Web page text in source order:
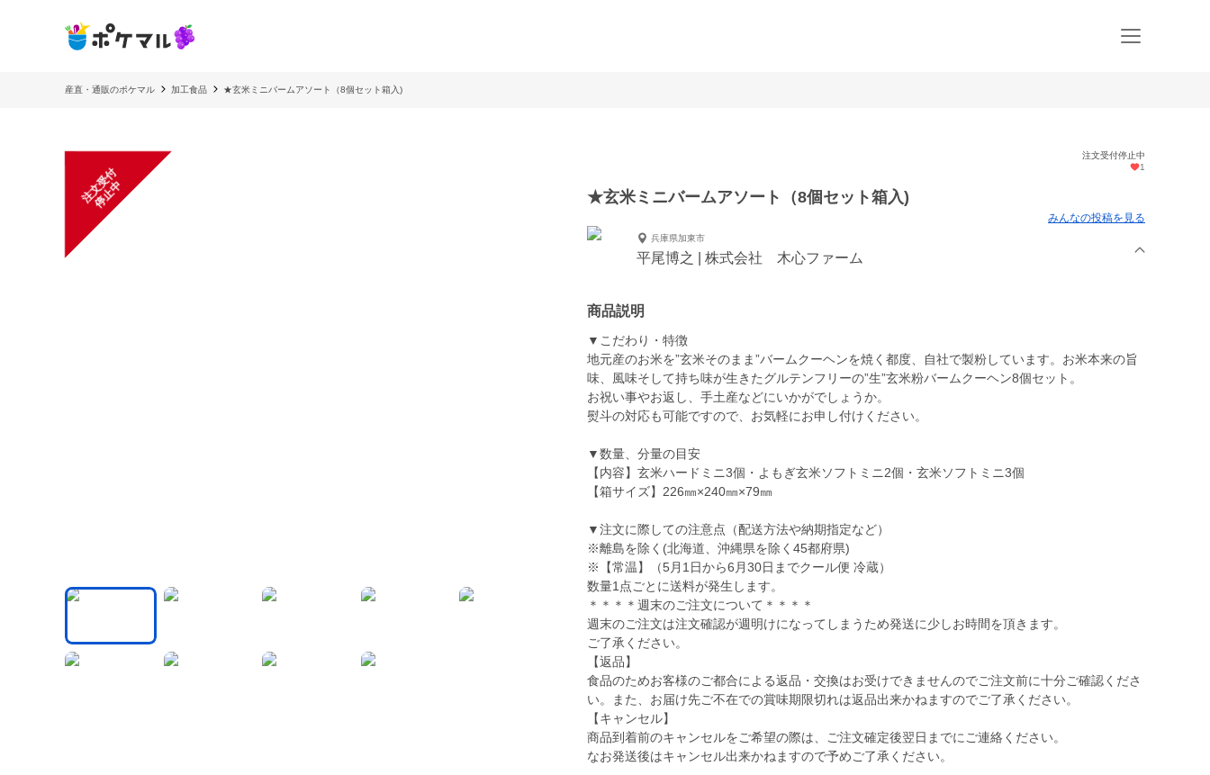
産直・通販のポケマル 加工食品 ★玄米ミニバームアソート（8個セット箱入)
注
文
受
付
停
止
中
注文受付停止中
1
★玄米ミニバームアソート（8個セット箱入)
みんなの投稿を見る
兵庫県加東市
平尾博之 | 株式会社 木心ファーム
商品説明
▼こだわり・特徴
地元産のお米を”玄米そのまま”バームクーヘンを焼く都度、自社で製粉しています。お米本来の旨
味、風味そして持ち味が生きたグルテンフリーの”生”玄米粉バームクーヘン8個セット。
お祝い事やお返し、手土産などにいかがでしょうか。
熨斗の対応も可能ですので、お気軽にお申し付けください。
▼数量、分量の目安
【内容】玄米ハードミニ3個・よもぎ玄米ソフトミニ2個・玄米ソフトミニ3個
【箱サイズ】226㎜×240㎜×79㎜
▼注文に際しての注意点（配送方法や納期指定など）
※離島を除く(北海道、沖縄県を除く45都府県)
※【常温】（5月1日から6月30日までクール便 冷蔵）
数量1点ごとに送料が発生します。
＊＊＊＊週末のご注文について＊＊＊＊
週末のご注文は注文確認が週明けになってしまうため発送に少しお時間を頂きます。
ご了承ください。
【返品】
食品のためお客様のご都合による返品・交換はお受けできませんのでご注文前に十分ご確認くださ
い。また、お届け先ご不在での賞味期限切れは返品出来かねますのでご了承ください。
【キャンセル】
商品到着前のキャンセルをご希望の際は、ご注文確定後翌日までにご連絡ください。
なお発送後はキャンセル出来かねますので予めご了承ください。